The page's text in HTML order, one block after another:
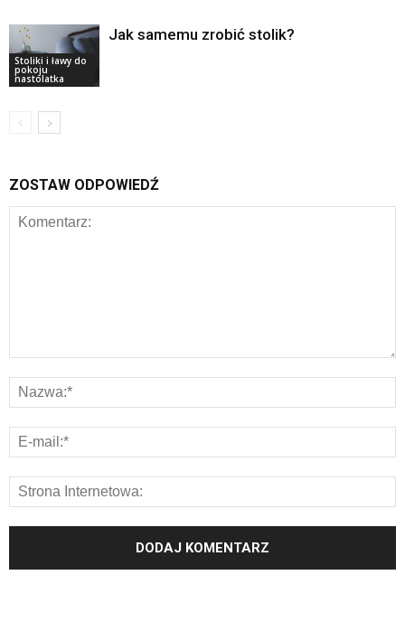
Stoliki i ławy do
pokoju
nastolatka
Jak samemu zrobić stolik?
ZOSTAW ODPOWIEDŹ